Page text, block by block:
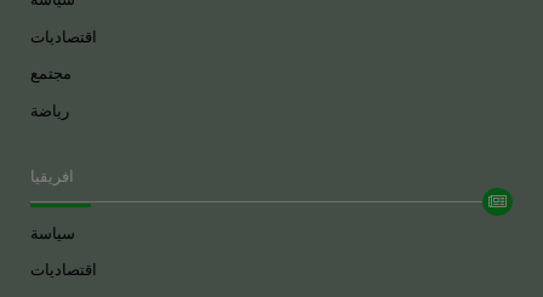
اقتصاديات
مجتمع
رياضة
افريقيا
سياسة
اقتصاديات